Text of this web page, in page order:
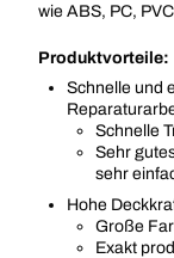
wie ABS, PC,
Produktvorteile:
Schnelle und
Schnelle
Sehr
sehr
Hohe
Große
Exakt